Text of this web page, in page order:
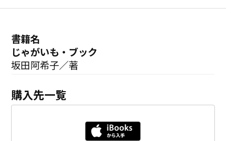
書籍名
じゃがいも・ブック
坂田阿希子／著
購入先一覧